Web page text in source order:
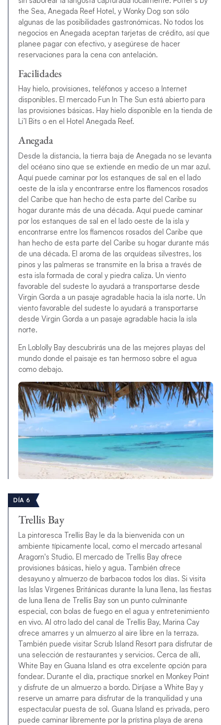
the Sea, Anegada Reef Hotel, y Wonky Dog son sólo
algunas de las posibilidades gastronómicas. No todos los
negocios en Anegada aceptan tarjetas de crédito, así que
planee pagar con efectivo, y asegúrese de hacer
reservaciones para la cena con antelación.
Facilidades
Hay hielo, provisiones, teléfonos y acceso a Internet
disponibles. El mercado Fun In The Sun está abierto para
las provisiones básicas. Hay hielo disponible en la tienda de
Li’l Bits o en el Hotel Anegada Reef.
Anegada
Desde la distancia, la tierra baja de Anegada no se levanta
del océano sino que se extiende en medio de un mar azul.
Aquí puede caminar por los estanques de sal en el lado
oeste de la isla y encontrarse entre los flamencos rosados
del Caribe que han hecho de esta parte del Caribe su
hogar durante más de una década. Aquí puede caminar
por los estanques de sal en el lado oeste de la isla y
encontrarse entre los flamencos rosados del Caribe que
han hecho de esta parte del Caribe su hogar durante más
de una década. El aroma de las orquídeas silvestres, los
pinos y las palmeras se transmite en la brisa a través de
esta isla formada de coral y piedra caliza. Un viento
favorable del sudeste lo ayudará a transportarse desde
Virgin Gorda a un pasaje agradable hacia la isla norte. Un
viento favorable del sudeste lo ayudará a transportarse
desde Virgin Gorda a un pasaje agradable hacia la isla
norte.
En Loblolly Bay descubrirás una de las mejores playas del
mundo donde el paisaje es tan hermoso sobre el agua
como debajo.
DÍA 6
Trellis Bay
La pintoresca Trellis Bay le da la bienvenida con un
ambiente típicamente local, como el mercado artesanal
Aragorn's Studio. El mercado de Trellis Bay ofrece
provisiones básicas, hielo y agua. También ofrece
desayuno y almuerzo de barbacoa todos los días. Si visita
las Islas Vírgenes Británicas durante la luna llena, las fiestas
de luna llena de Trellis Bay son un punto culminante
especial, con bolas de fuego en el agua y entretenimiento
en vivo. Al otro lado del canal de Trellis Bay, Marina Cay
ofrece amarres y un almuerzo al aire libre en la terraza.
También puede visitar Scrub Island Resort para disfrutar de
una selección de restaurantes y servicios. Cerca de allí,
White Bay en Guana Island es otra excelente opción para
fondear. Durante el día, practique snorkel en Monkey Point
y disfrute de un almuerzo a bordo. Diríjase a White Bay y
reserve un amarre para disfrutar de la tranquilidad y una
espectacular puesta de sol. Guana Island es privada, pero
puede caminar libremente por la prístina playa de arena